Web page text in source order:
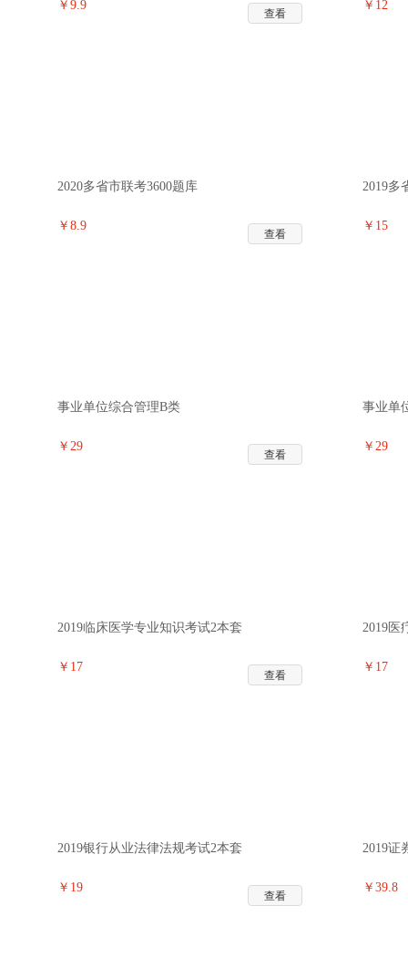
￥9.9
查看
￥12
2020多省市联考3600题库
￥8.9
查看
2019多
￥15
事业单位综合管理B类
￥29
查看
事业单
￥29
2019临床医学专业知识考试2本套
￥17
查看
2019医
￥17
2019银行从业法律法规考试2本套
￥19
查看
2019证
￥39.8